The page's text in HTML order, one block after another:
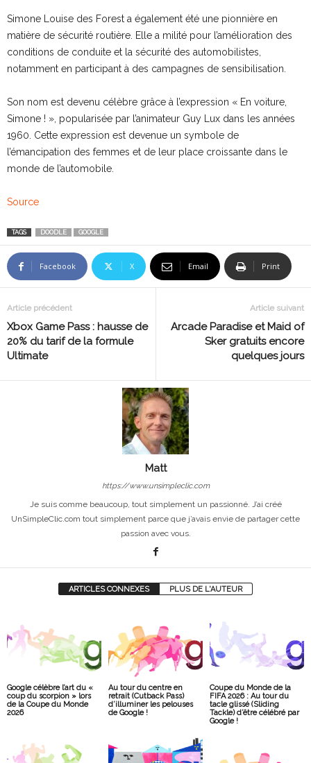
Simone Louise des Forest a également été une pionnière en
matière de sécurité routière. Elle a milité pour l’amélioration des
conditions de conduite et la sécurité des automobilistes,
notamment en participant à des campagnes de sensibilisation.
Son nom est devenu célèbre grâce à l’expression « En voiture,
Simone ! », popularisée par l’animateur Guy Lux dans les années
1960. Cette expression est devenue un symbole de
l’émancipation des femmes et de leur place croissante dans le
monde de l’automobile.
Source
TAGS DOODLE GOOGLE
Facebook X Email Print
Article précédent
Xbox Game Pass : hausse de
20% du tarif de la formule
Ultimate
Article suivant
Arcade Paradise et Maid of
Sker gratuits encore
quelques jours
Matt
https://www.unsimpleclic.com
Je suis comme beaucoup, tout simplement un passionné. J’ai créé
UnSimpleClic.com tout simplement parce que j’avais envie de partager cette
passion avec vous.
ARTICLES CONNEXES PLUS DE L'AUTEUR
Google célèbre l’art du «
coup du scorpion » lors
de la Coupe du Monde
2026
Au tour du centre en
retrait (Cutback Pass)
d’illuminer les pelouses
de Google !
Coupe du Monde de la
FIFA 2026 : Au tour du
tacle glissé (Sliding
Tackle) d’être célébré par
Google !